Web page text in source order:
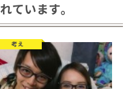
ています。
考え